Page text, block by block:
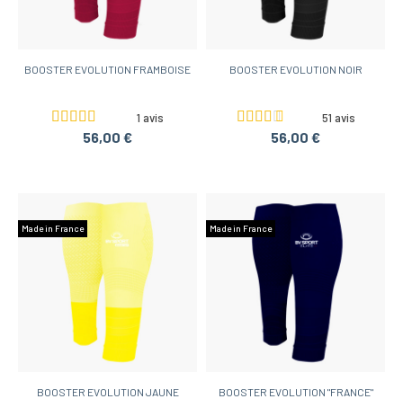
BOOSTER EVOLUTION FRAMBOISE
1 avis
56,00 €
BOOSTER EVOLUTION NOIR
51 avis
56,00 €
Made in France
BOOSTER EVOLUTION JAUNE
Made in France
BOOSTER EVOLUTION "FRANCE"